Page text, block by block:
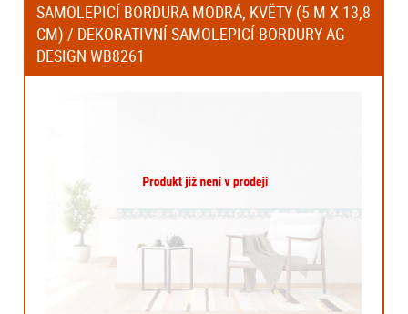
SAMOLEPICÍ BORDURA MODRÁ, KVĚTY (5 M X 13,8
CM) / DEKORATIVNÍ SAMOLEPICÍ BORDURY AG
DESIGN WB8261